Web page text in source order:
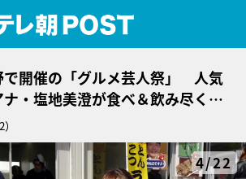
で開催の「グルメ芸人祭」 人気
・塩地美澄が食べ＆飲み尽く
4/22